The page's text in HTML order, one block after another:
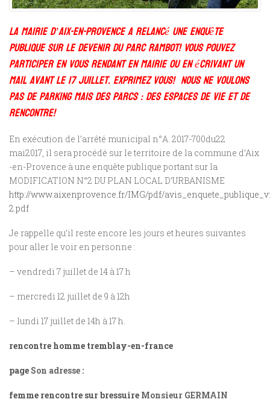
La mairie d’Aix-en-Provence a relancé une enquête
publique sur le devenir du Parc Rambot! Vous pouvez
participer en vous rendant en mairie ou en écrivant un
mail avant le 17 juillet. Exprimez vous! Nous ne voulons
pas de parking mais des parcs : des espaces de vie et de
rencontre!
En exécution de l’arrêté municipal n°A. 2017-700du22
mai2017, il sera procédé sur le territoire de la commune d’Aix
-en-Provence à une enquête publique portant sur la
MODIFICATION N°2 DU PLAN LOCAL D’URBANISME
http://www.aixenprovence.fr/IMG/pdf/
2.pdf
Je rappelle qu’il reste encore les jours et heures suivantes
pour aller le voir en personne :
– vendredi 7 juillet de 14 à 17 h
– mercredi 12 juillet de 9 à 12h
– lundi 17 juillet de 14h à 17 h.
rencontre homme tremblay-en-france
page Son adresse :
femme rencontre sur bressuire Monsieur GERMAIN